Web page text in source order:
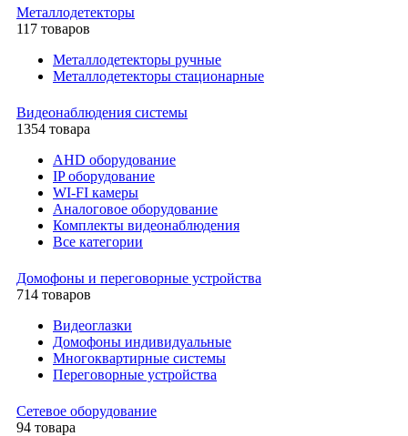
Металлодетекторы
117 товаров
Металлодетекторы ручные
Металлодетекторы стационарные
Видеонаблюдения cистемы
1354 товара
AHD оборудование
IP оборудование
WI-FI камеры
Аналоговое оборудование
Комплекты видеонаблюдения
Все категории
Домофоны и переговорные устройства
714 товаров
Видеоглазки
Домофоны индивидуальные
Многоквартирные системы
Переговорные устройства
Сетевое оборудование
94 товара